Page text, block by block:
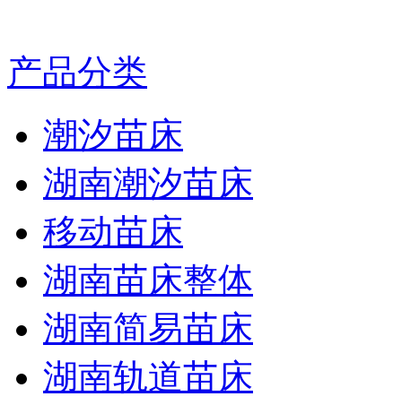
产品分类
潮汐苗床
湖南潮汐苗床
移动苗床
湖南苗床整体
湖南简易苗床
湖南轨道苗床